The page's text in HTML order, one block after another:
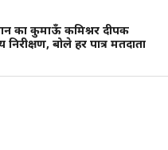
का कुमाऊँ कमिश्नर दीपक
बोले हर पात्र मतदाता